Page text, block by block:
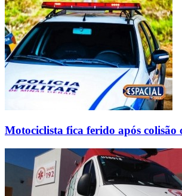
Motociclista fica ferido após